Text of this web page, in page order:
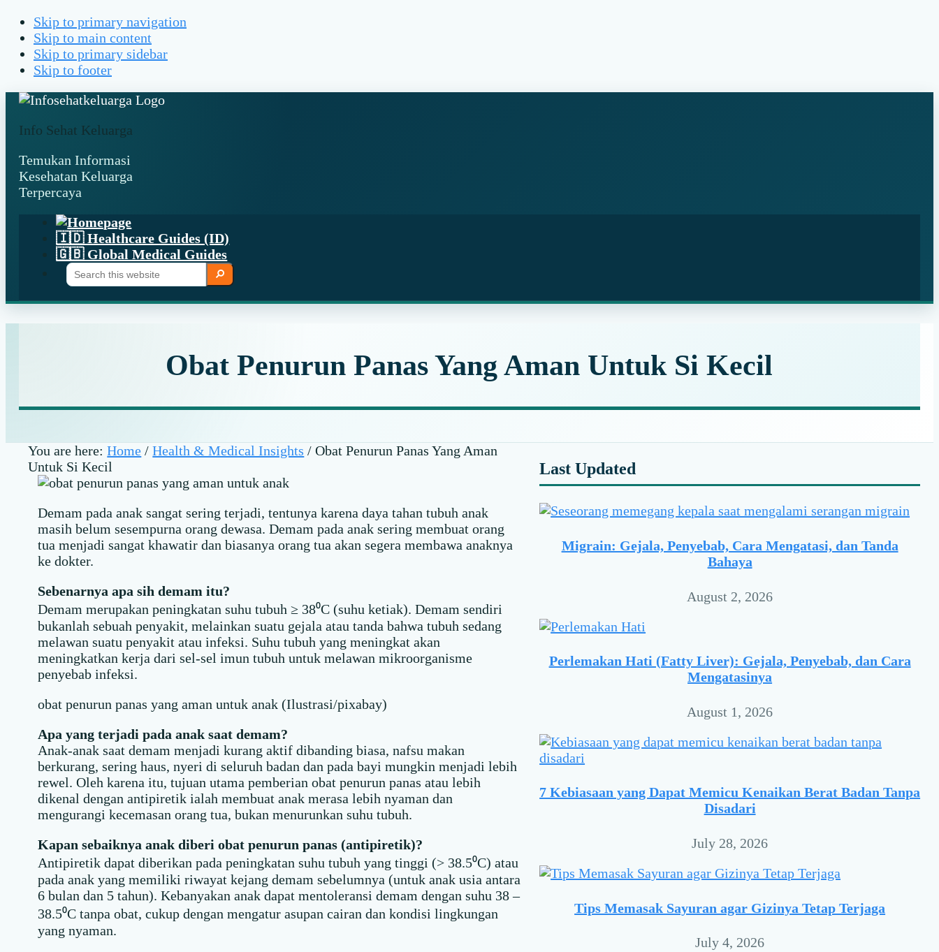
Skip to primary navigation
Skip to main content
Skip to primary sidebar
Skip to footer
Info Sehat Keluarga
Temukan Informasi
Kesehatan Keluarga
Terpercaya
🇮🇩 Healthcare Guides (ID)
🇬🇧 Global Medical Guides
Search
this
website
Search
Obat Penurun Panas Yang Aman Untuk Si Kecil
You are here:Home / Health & Medical Insights / Obat Penurun Panas Yang Aman
Untuk Si Kecil
Demam pada anak sangat sering terjadi, tentunya karena daya tahan tubuh anak
masih belum sesempurna orang dewasa. Demam pada anak sering membuat orang
tua menjadi sangat khawatir dan biasanya orang tua akan segera membawa anaknya
ke dokter.
Sebenarnya apa sih demam itu?
Demam merupakan peningkatan suhu tubuh ≥ 38⁰C (suhu ketiak). Demam sendiri
bukanlah sebuah penyakit, melainkan suatu gejala atau tanda bahwa tubuh sedang
melawan suatu penyakit atau infeksi. Suhu tubuh yang meningkat akan
meningkatkan kerja dari sel-sel imun tubuh untuk melawan mikroorganisme
penyebab infeksi.
obat penurun panas yang aman untuk anak (Ilustrasi/pixabay)
Apa yang terjadi pada anak saat demam?
Anak-anak saat demam menjadi kurang aktif dibanding biasa, nafsu makan
berkurang, sering haus, nyeri di seluruh badan dan pada bayi mungkin menjadi lebih
rewel. Oleh karena itu, tujuan utama pemberian obat penurun panas atau lebih
dikenal dengan antipiretik ialah membuat anak merasa lebih nyaman dan
mengurangi kecemasan orang tua, bukan menurunkan suhu tubuh.
Kapan sebaiknya anak diberi obat penurun panas (antipiretik)?
Antipiretik dapat diberikan pada peningkatan suhu tubuh yang tinggi (> 38.5⁰C) atau
pada anak yang memiliki riwayat kejang demam sebelumnya (untuk anak usia antara
6 bulan dan 5 tahun). Kebanyakan anak dapat mentoleransi demam dengan suhu 38 –
38.5⁰C tanpa obat, cukup dengan mengatur asupan cairan dan kondisi lingkungan
yang nyaman.
Primary
Sidebar
Last Updated
Migrain: Gejala, Penyebab, Cara Mengatasi, dan Tanda
Bahaya
August 2, 2026
Perlemakan Hati (Fatty Liver): Gejala, Penyebab, dan Cara
Mengatasinya
August 1, 2026
7 Kebiasaan yang Dapat Memicu Kenaikan Berat Badan Tanpa
Disadari
July 28, 2026
Tips Memasak Sayuran agar Gizinya Tetap Terjaga
July 4, 2026